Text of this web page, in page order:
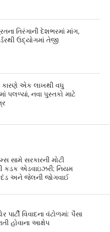
તિરંગાની દેશભરમાં માંગ,
ઉદ્યોગમાં તેજી
કારણે એક લાખથી વધુ
પલળ્યાં, નવા પુસ્તકો માટે
સામે સરકારની મોટી
કડક એડવાઇઝરી; નિયમ
દંડ અને જેલની જોગવાઈ
પાર્ટી વિવાદના વંટોળમાં: પૈસા
હોવાના આક્ષેપ